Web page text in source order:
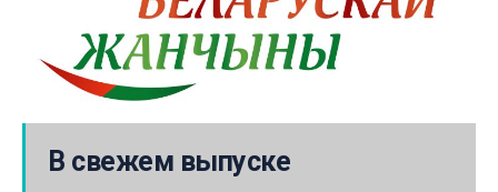
В свежем выпуске